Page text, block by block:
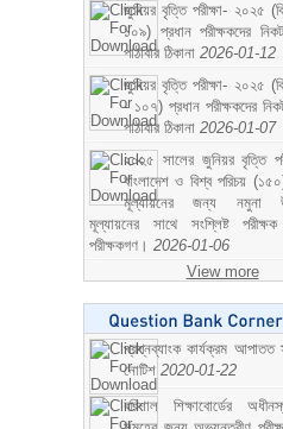
জুনিয়র বৃত্তি পরীক্ষা- ২০২৫
১০৯) প্রধান পরীক্ষকদের
পাঠাবার ঠিকানা 2026-01-12
জুনিয়র বৃত্তি পরীক্ষা- ২০২৫
- ১০৭) প্রধান পরীক্ষকদের
পাঠাবার ঠিকানা 2026-01-07
২০২৫ সালের জুনিয়র বৃত্তি
বাংলাদেশ ও বিশ্ব পরিচয়
মূল্যায়নের জন্য নমুনা
মূল্যায়নের সাথে সংশ্লিষ্ট
পরীক্ষকগণ। 2026-01-06
View more
প্রশ্নব্যাংক কার্যক্রম আপাতত
নোটিশ 2020-01-22
বরিশাল শিক্ষাবোর্ডের